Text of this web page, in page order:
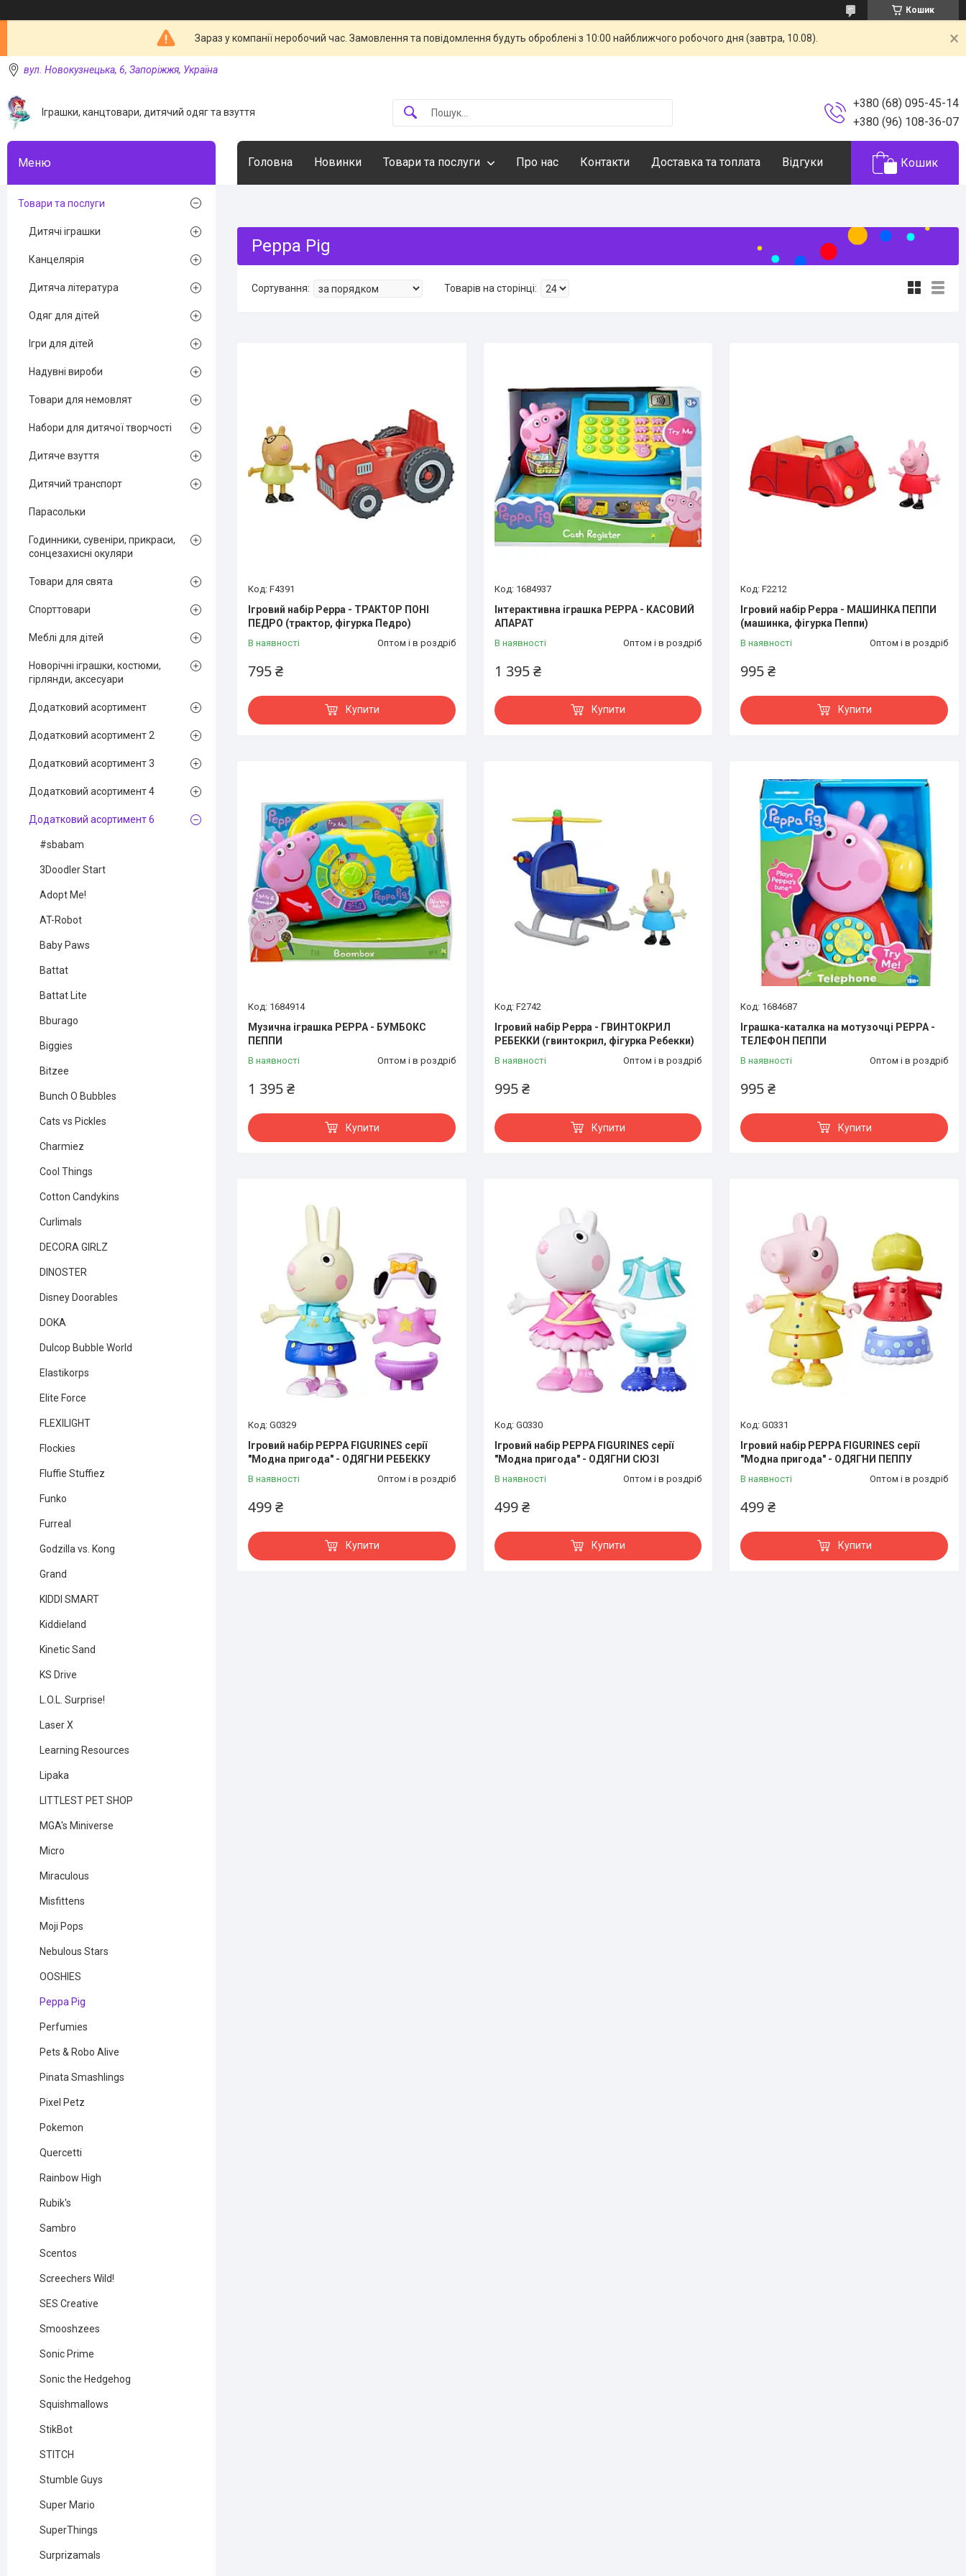
Кошик
Зараз у компанії неробочий час. Замовлення та повідомлення будуть оброблені з 10:00 найближчого робочого дня (завтра, 10.08).
вул. Новокузнецька, 6, Запоріжжя, Україна
Іграшки, канцтовари, дитячий одяг та взуття
+380 (68) 095-45-14
+380 (96) 108-36-07
Головна Новинки Товари та послуги Про нас Контакти Доставка та топлата Відгуки Кошик
Peppa Pig
F4391
Ігровий набір Peppa - ТРАКТОР ПОНІ
ПЕДРО (трактор, фігурка Педро)
В наявності Оптом і в роздріб
795 ₴
Купити
1684937
Інтерактивна іграшка PEPPA - КАСОВИЙ
АПАРАТ
В наявності Оптом і в роздріб
1 395 ₴
Купити
F2212
Ігровий набір Peppa - МАШИНКА ПЕППИ
(машинка, фiгурка Пеппи)
В наявності Оптом і в роздріб
995 ₴
Купити
1684914
Музична іграшка PEPPA - БУМБОКС
ПЕППИ
В наявності Оптом і в роздріб
1 395 ₴
Купити
F2742
Ігровий набір Peppa - ГВИНТОКРИЛ
РЕБЕККИ (гвинтокрил, фігурка Ребекки)
В наявності Оптом і в роздріб
995 ₴
Купити
1684687
Іграшка-каталка на мотузочці PEPPA -
ТЕЛЕФОН ПЕППИ
В наявності Оптом і в роздріб
995 ₴
Купити
G0329
Ігровий набір PEPPA FIGURINES серії
"Модна пригода" - ОДЯГНИ РЕБЕККУ
В наявності Оптом і в роздріб
499 ₴
Купити
G0330
Ігровий набір PEPPA FIGURINES серії
"Модна пригода" - ОДЯГНИ СЮЗІ
В наявності Оптом і в роздріб
499 ₴
Купити
G0331
Ігровий набір PEPPA FIGURINES серії
"Модна пригода" - ОДЯГНИ ПЕППУ
В наявності Оптом і в роздріб
499 ₴
Купити
Товари та послуги
Дитячі іграшки
Канцелярія
Дитяча література
Одяг для дітей
Ігри для дітей
Надувні вироби
Товари для немовлят
Набори для дитячої творчості
Дитяче взуття
Дитячий транспорт
Парасольки
Годинники, сувеніри, прикраси,
сонцезахисні окуляри
Товари для свята
Спорттовари
Меблі для дітей
Новорічні іграшки, костюми,
гірлянди, аксесуари
Додатковий асортимент
Додатковий асортимент 2
Додатковий асортимент 3
Додатковий асортимент 4
Додатковий асортимент 6
#sbabam
3Doodler Start
Adopt Me!
AT-Robot
Baby Paws
Battat
Battat Lite
Bburago
Biggies
Bitzee
Bunch O Bubbles
Cats vs Pickles
Charmiez
Cool Things
Cotton Candykins
Curlimals
DECORA GIRLZ
DINOSTER
Disney Doorables
DOKA
Dulcop Bubble World
Elastikorps
Elite Force
FLEXILIGHT
Flockies
Fluffie Stuffiez
Funko
Furreal
Godzilla vs. Kong
Grand
KIDDI SMART
Kiddieland
Kinetic Sand
KS Drive
L.O.L. Surprise!
Laser X
Learning Resources
Lipaka
LITTLEST PET SHOP
MGA's Miniverse
Micro
Miraculous
Misfittens
Moji Pops
Nebulous Stars
OOSHIES
Peppa Pig
Perfumies
Pets & Robo Alive
Pinata Smashlings
Pixel Petz
Pokemon
Quercetti
Rainbow High
Rubik's
Sambro
Scentos
Screechers Wild!
SES Creative
Smooshzees
Sonic Prime
Sonic the Hedgehog
Squishmallows
StikBot
STITCH
Stumble Guys
Super Mario
SuperThings
Surprizamals